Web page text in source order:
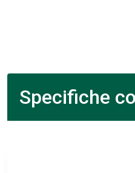
Specifiche